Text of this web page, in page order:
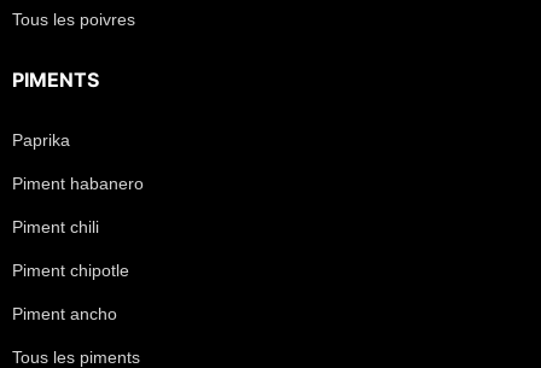
Tous les poivres
PIMENTS
Paprika
Piment habanero
Piment chili
Piment chipotle
Piment ancho
Tous les piments